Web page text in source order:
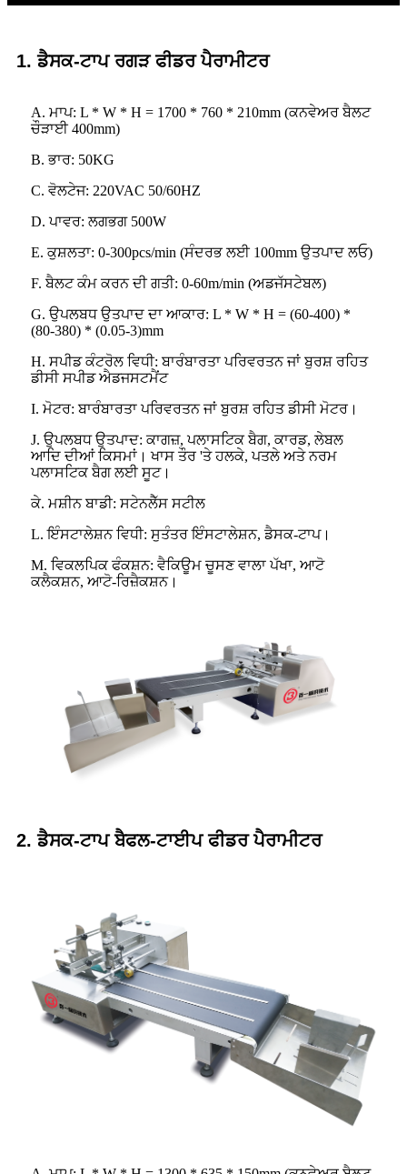
1. ਡੈਸਕ-ਟਾਪ ਰਗੜ ਫੀਡਰ ਪੈਰਾਮੀਟਰ
A. ਮਾਪ: L * W * H = 1700 * 760 * 210mm (ਕਨਵੇਅਰ ਬੈਲਟ
ਚੌੜਾਈ 400mm)
B. ਭਾਰ: 50KG
C. ਵੋਲਟੇਜ: 220VAC 50/60HZ
D. ਪਾਵਰ: ਲਗਭਗ 500W
E. ਕੁਸ਼ਲਤਾ: 0-300pcs/min (ਸੰਦਰਭ ਲਈ 100mm ਉਤਪਾਦ ਲਓ)
F. ਬੈਲਟ ਕੰਮ ਕਰਨ ਦੀ ਗਤੀ: 0-60m/min (ਅਡਜੱਸਟੇਬਲ)
G. ਉਪਲਬਧ ਉਤਪਾਦ ਦਾ ਆਕਾਰ: L * W * H = (60-400) *
(80-380) * (0.05-3)mm
H. ਸਪੀਡ ਕੰਟਰੋਲ ਵਿਧੀ: ਬਾਰੰਬਾਰਤਾ ਪਰਿਵਰਤਨ ਜਾਂ ਬੁਰਸ਼ ਰਹਿਤ
ਡੀਸੀ ਸਪੀਡ ਐਡਜਸਟਮੈਂਟ
I. ਮੋਟਰ: ਬਾਰੰਬਾਰਤਾ ਪਰਿਵਰਤਨ ਜਾਂ ਬੁਰਸ਼ ਰਹਿਤ ਡੀਸੀ ਮੋਟਰ।
J. ਉਪਲਬਧ ਉਤਪਾਦ: ਕਾਗਜ਼, ਪਲਾਸਟਿਕ ਬੈਗ, ਕਾਰਡ, ਲੇਬਲ
ਆਦਿ ਦੀਆਂ ਕਿਸਮਾਂ। ਖਾਸ ਤੌਰ 'ਤੇ ਹਲਕੇ, ਪਤਲੇ ਅਤੇ ਨਰਮ
ਪਲਾਸਟਿਕ ਬੈਗ ਲਈ ਸੂਟ।
ਕੇ. ਮਸ਼ੀਨ ਬਾਡੀ: ਸਟੇਨਲੈੱਸ ਸਟੀਲ
L. ਇੰਸਟਾਲੇਸ਼ਨ ਵਿਧੀ: ਸੁਤੰਤਰ ਇੰਸਟਾਲੇਸ਼ਨ, ਡੈਸਕ-ਟਾਪ।
M. ਵਿਕਲਪਿਕ ਫੰਕਸ਼ਨ: ਵੈਕਿਊਮ ਚੂਸਣ ਵਾਲਾ ਪੱਖਾ, ਆਟੋ
ਕਲੈਕਸ਼ਨ, ਆਟੋ-ਰਿਜ਼ੈਕਸ਼ਨ।
2. ਡੈਸਕ-ਟਾਪ ਬੈਫਲ-ਟਾਈਪ ਫੀਡਰ ਪੈਰਾਮੀਟਰ